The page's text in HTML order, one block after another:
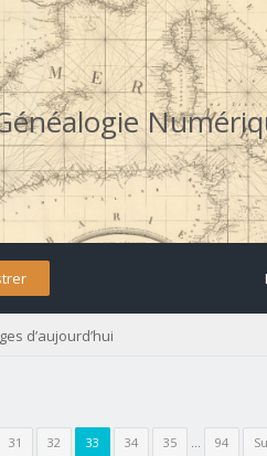
d’aujourd’hui
31 32 33 34 35 … 94